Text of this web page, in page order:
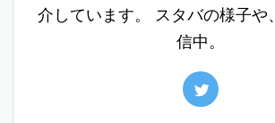
介しています。 スタバの様子や
信中。